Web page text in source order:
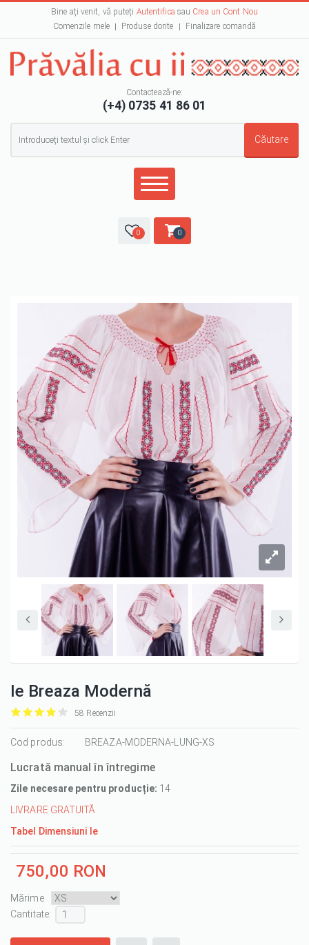
Bine ați venit, vă puteți Autentifica sau Crea un Cont Nou
Comenzile mele
Produse dorite Finalizare comandă
Contactează-ne:
(+4) 0735 41 86 01
Formular de căutare
0 0
Ie Breaza Modernă
it
1/5
it
2/5
it
3/5
it
4/5
it
5/5
58 Recenzii
Cod produs: BREAZA-MODERNA-LUNG-XS
Lucrată manual în întregime
Zile necesare pentru producție: 14
LIVRARE GRATUITĂ
Tabel Dimensiuni Ie
750,00 RON
Mărime
Cantitate :